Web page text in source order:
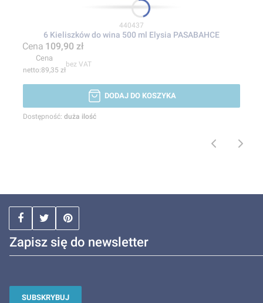
Kod produktu
440437
6 Kieliszków do wina 500 ml Elysia PASABAHCE
Cena 109,90 zł
Cena
89,35 zł
bez VAT
DODAJ DO KOSZYKA
Dostępność: duża ilość
Zapisz się do newsletter
SUBSKRYBUJ